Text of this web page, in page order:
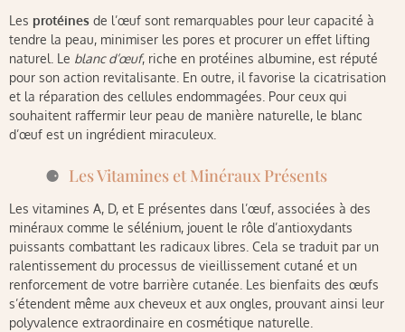
Les protéines de l’œuf sont remarquables pour leur capacité à
tendre la peau, minimiser les pores et procurer un effet lifting
naturel. Le blanc d’œuf, riche en protéines albumine, est réputé
pour son action revitalisante. En outre, il favorise la cicatrisation
et la réparation des cellules endommagées. Pour ceux qui
souhaitent raffermir leur peau de manière naturelle, le blanc
d’œuf est un ingrédient miraculeux.
Les Vitamines et Minéraux Présents
Les vitamines A, D, et E présentes dans l’œuf, associées à des
minéraux comme le sélénium, jouent le rôle d’antioxydants
puissants combattant les radicaux libres. Cela se traduit par un
ralentissement du processus de vieillissement cutané et un
renforcement de votre barrière cutanée. Les bienfaits des œufs
s’étendent même aux cheveux et aux ongles, prouvant ainsi leur
polyvalence extraordinaire en cosmétique naturelle.